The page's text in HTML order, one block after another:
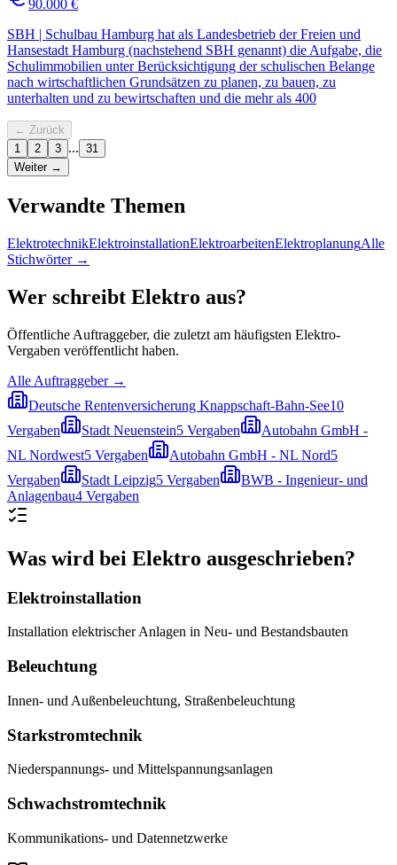
90.000 €
SBH | Schulbau Hamburg hat als Landesbetrieb der Freien und
Hansestadt Hamburg (nachstehend SBH genannt) die Aufgabe, die
Schulimmobilien unter Berücksichtigung der schulischen Belange
nach wirtschaftlichen Grundsätzen zu planen, zu bauen, zu
unterhalten und zu bewirtschaften und die mehr als 400
← Zurück
1
2 3 ... 31
Weiter →
Verwandte Themen
ElektrotechnikElektroinstallationElektroarbeitenElektroplanungAlle
Stichwörter →
Wer schreibt Elektro aus?
Öffentliche Auftraggeber, die zuletzt am häufigsten Elektro-
Vergaben veröffentlicht haben.
Alle Auftraggeber →
Deutsche Rentenversicherung Knappschaft-Bahn-See10
Vergaben
Stadt Neuenstein5 Vergaben
Autobahn GmbH -
NL Nordwest5 Vergaben Autobahn GmbH - NL Nord5
Vergaben
Stadt Leipzig5 Vergaben
BWB - Ingenieur- und
Anlagenbau4 Vergaben
Was wird bei Elektro ausgeschrieben?
Elektroinstallation
Installation elektrischer Anlagen in Neu- und Bestandsbauten
Beleuchtung
Innen- und Außenbeleuchtung, Straßenbeleuchtung
Starkstromtechnik
Niederspannungs- und Mittelspannungsanlagen
Schwachstromtechnik
Kommunikations- und Datennetzwerke